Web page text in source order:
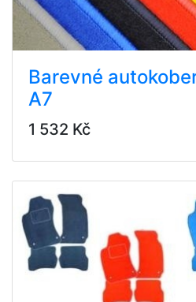
Barevné
A7
1 532 Kč